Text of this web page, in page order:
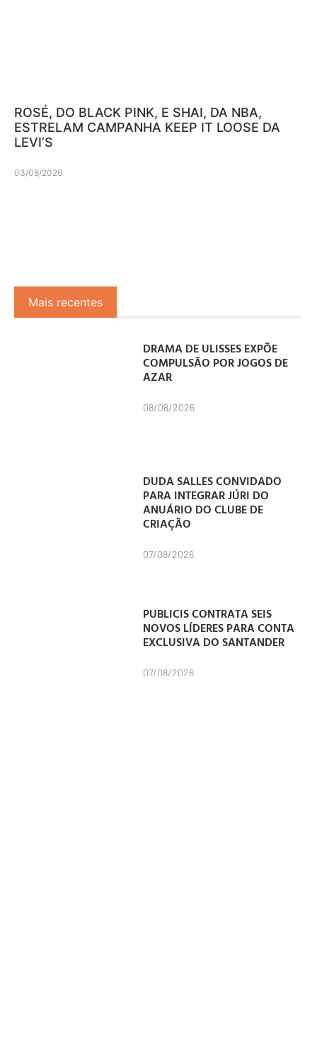
ROSÉ, DO BLACK PINK, E SHAI, DA NBA,
ESTRELAM CAMPANHA KEEP IT LOOSE DA
LEVI’S
03/08/2026
Mais recentes
DRAMA DE ULISSES EXPÕE
COMPULSÃO POR JOGOS DE
AZAR
08/08/2026
DUDA SALLES CONVIDADO
PARA INTEGRAR JÚRI DO
ANUÁRIO DO CLUBE DE
CRIAÇÃO
07/08/2026
PUBLICIS CONTRATA SEIS
NOVOS LÍDERES PARA CONTA
EXCLUSIVA DO SANTANDER
07/08/2026